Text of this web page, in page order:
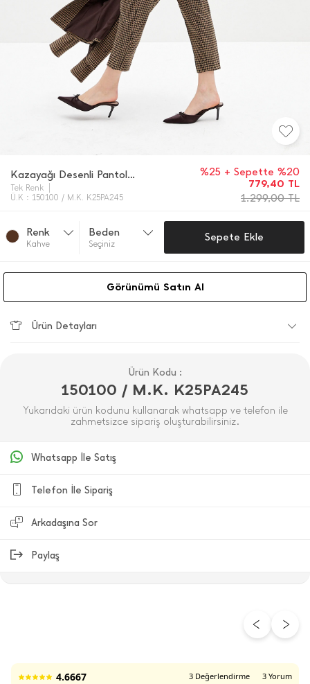
Kazayağı Desenli Pantolon
Tek Renk
Ü.K : 150100 / M.K. K25PA245
%25 + Sepette %20
779,40 TL
1.299,00TL
Renk
Kahve
Beden
Seçiniz
Sepete Ekle
Görünümü Satın Al
Ürün Detayları
Ürün Kodu :
150100 / M.K. K25PA245
Yukarıdaki ürün kodunu kullanarak whatsapp ve telefon ile
zahmetsizce sipariş oluşturabilirsiniz.
Whatsapp İle Satış
Telefon İle Sipariş
Arkadaşına Sor
Paylaş
4.6667 3 Değerlendirme 3 Yorum